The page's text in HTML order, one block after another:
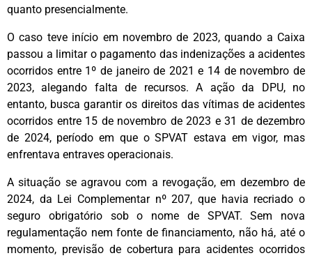
quanto presencialmente.
O caso teve início em novembro de 2023, quando a Caixa
passou a limitar o pagamento das indenizações a acidentes
ocorridos entre 1º de janeiro de 2021 e 14 de novembro de
2023, alegando falta de recursos. A ação da DPU, no
entanto, busca garantir os direitos das vítimas de acidentes
ocorridos entre 15 de novembro de 2023 e 31 de dezembro
de 2024, período em que o SPVAT estava em vigor, mas
enfrentava entraves operacionais.
A situação se agravou com a revogação, em dezembro de
2024, da Lei Complementar nº 207, que havia recriado o
seguro obrigatório sob o nome de SPVAT. Sem nova
regulamentação nem fonte de financiamento, não há, até o
momento, previsão de cobertura para acidentes ocorridos